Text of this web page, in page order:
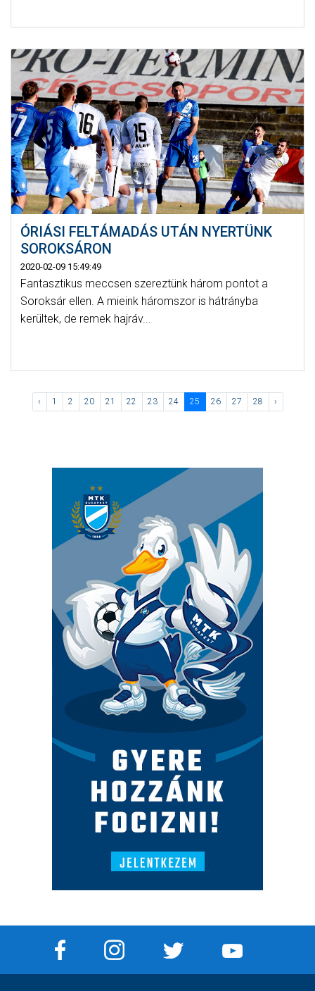
ÓRIÁSI FELTÁMADÁS UTÁN NYERTÜNK
SOROKSÁRON
2020-02-09 15:49:49
Fantasztikus meccsen szereztünk három pontot a
Soroksár ellen. A mieink háromszor is hátrányba
kerültek, de remek hajráv...
‹ 1 2 20 21 22 23 24 25 26 27 28 ›